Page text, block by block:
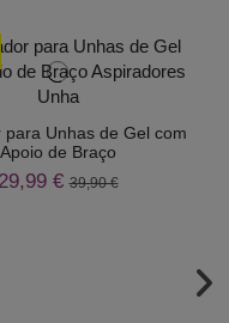
para Unhas de Gel com
Apoio de Braço
29,99 €39,90 €